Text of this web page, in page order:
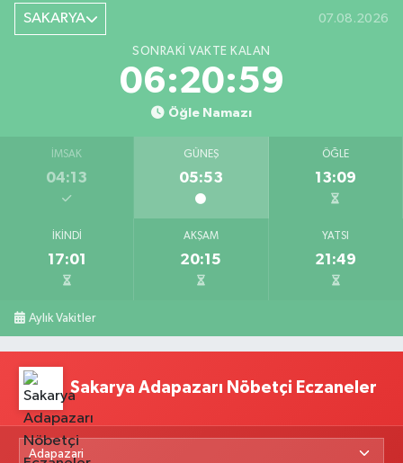
SAKARYA 07.08.2026
SONRAKI VAKTE KALAN
06:20:58
Öğle Namazı
İMSAK
04:13
GÜNEŞ
05:53
ÖĞLE
13:09
İKINDI
17:01
AKŞAM
20:15
YATSI
21:49
Aylık Vakitler
Sakarya Adapazarı Nöbetçi Eczaneler